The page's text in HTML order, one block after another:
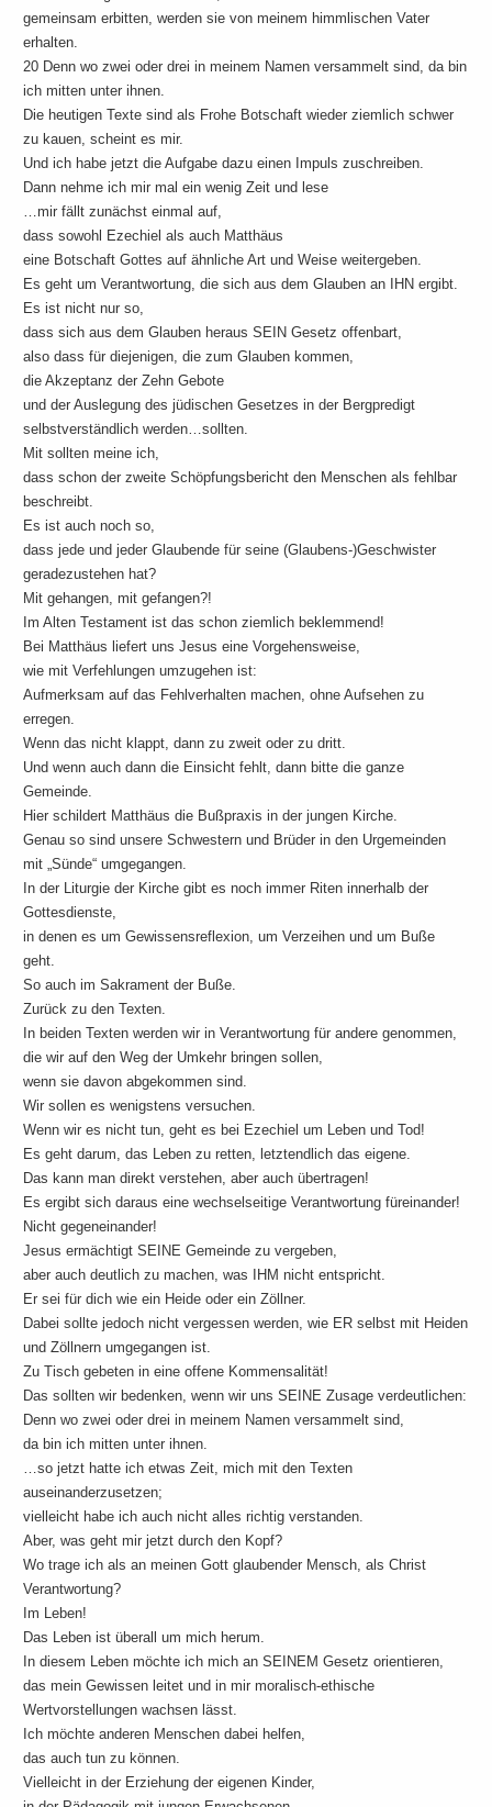
gemeinsam erbitten, werden sie von meinem himmlischen Vater
erhalten.
20 Denn wo zwei oder drei in meinem Namen versammelt sind, da bin
ich mitten unter ihnen.
Die heutigen Texte sind als Frohe Botschaft wieder ziemlich schwer
zu kauen, scheint es mir.
Und ich habe jetzt die Aufgabe dazu einen Impuls zuschreiben.
Dann nehme ich mir mal ein wenig Zeit und lese
…mir fällt zunächst einmal auf,
dass sowohl Ezechiel als auch Matthäus
eine Botschaft Gottes auf ähnliche Art und Weise weitergeben.
Es geht um Verantwortung, die sich aus dem Glauben an IHN ergibt.
Es ist nicht nur so,
dass sich aus dem Glauben heraus SEIN Gesetz offenbart,
also dass für diejenigen, die zum Glauben kommen,
die Akzeptanz der Zehn Gebote
und der Auslegung des jüdischen Gesetzes in der Bergpredigt
selbstverständlich werden…sollten.
Mit sollten meine ich,
dass schon der zweite Schöpfungsbericht den Menschen als fehlbar
beschreibt.
Es ist auch noch so,
dass jede und jeder Glaubende für seine (Glaubens-)Geschwister
geradezustehen hat?
Mit gehangen, mit gefangen?!
Im Alten Testament ist das schon ziemlich beklemmend!
Bei Matthäus liefert uns Jesus eine Vorgehensweise,
wie mit Verfehlungen umzugehen ist:
Aufmerksam auf das Fehlverhalten machen, ohne Aufsehen zu
erregen.
Wenn das nicht klappt, dann zu zweit oder zu dritt.
Und wenn auch dann die Einsicht fehlt, dann bitte die ganze
Gemeinde.
Hier schildert Matthäus die Bußpraxis in der jungen Kirche.
Genau so sind unsere Schwestern und Brüder in den Urgemeinden
mit „Sünde“ umgegangen.
In der Liturgie der Kirche gibt es noch immer Riten innerhalb der
Gottesdienste,
in denen es um Gewissensreflexion, um Verzeihen und um Buße
geht.
So auch im Sakrament der Buße.
Zurück zu den Texten.
In beiden Texten werden wir in Verantwortung für andere genommen,
die wir auf den Weg der Umkehr bringen sollen,
wenn sie davon abgekommen sind.
Wir sollen es wenigstens versuchen.
Wenn wir es nicht tun, geht es bei Ezechiel um Leben und Tod!
Es geht darum, das Leben zu retten, letztendlich das eigene.
Das kann man direkt verstehen, aber auch übertragen!
Es ergibt sich daraus eine wechselseitige Verantwortung füreinander!
Nicht gegeneinander!
Jesus ermächtigt SEINE Gemeinde zu vergeben,
aber auch deutlich zu machen, was IHM nicht entspricht.
Er sei für dich wie ein Heide oder ein Zöllner.
Dabei sollte jedoch nicht vergessen werden, wie ER selbst mit Heiden
und Zöllnern umgegangen ist.
Zu Tisch gebeten in eine offene Kommensalität!
Das sollten wir bedenken, wenn wir uns SEINE Zusage verdeutlichen:
Denn wo zwei oder drei in meinem Namen versammelt sind,
da bin ich mitten unter ihnen.
…so jetzt hatte ich etwas Zeit, mich mit den Texten
auseinanderzusetzen;
vielleicht habe ich auch nicht alles richtig verstanden.
Aber, was geht mir jetzt durch den Kopf?
Wo trage ich als an meinen Gott glaubender Mensch, als Christ
Verantwortung?
Im Leben!
Das Leben ist überall um mich herum.
In diesem Leben möchte ich mich an SEINEM Gesetz orientieren,
das mein Gewissen leitet und in mir moralisch-ethische
Wertvorstellungen wachsen lässt.
Ich möchte anderen Menschen dabei helfen,
das auch tun zu können.
Vielleicht in der Erziehung der eigenen Kinder,